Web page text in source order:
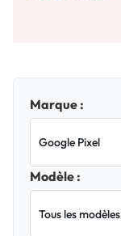
Marque :
Modèle :